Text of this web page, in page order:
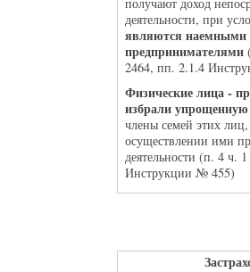
деятельности, при
являются наемными
предпринимателями
2464, пп. 2.1.4
Физические лица -
избрали упрощенную
члены семей этих
осуществлении ими
деятельности (п. 4 ч.
Инструкции № 455)